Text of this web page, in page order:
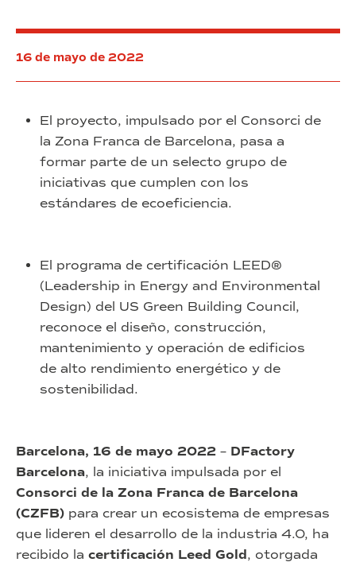
16 de mayo de 2022
El proyecto, impulsado por el Consorci de
la Zona Franca de Barcelona, pasa a
formar parte de un selecto grupo de
iniciativas que cumplen con los
estándares de ecoeficiencia.
El programa de certificación LEED®
(Leadership in Energy and Environmental
Design) del US Green Building Council,
reconoce el diseño, construcción,
mantenimiento y operación de edificios
de alto rendimiento energético y de
sostenibilidad.
Barcelona, 16 de mayo 2022 – DFactory
Barcelona, la iniciativa impulsada por el
Consorci de la Zona Franca de Barcelona
(CZFB) para crear un ecosistema de empresas
que lideren el desarrollo de la industria 4.0, ha
recibido la certificación Leed Gold, otorgada